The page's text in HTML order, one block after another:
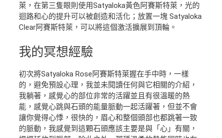
萊，在第三隻眼則使用Satyaloka黃色阿賽斯特萊，光的
迴路和心的提升可以被創造和活化；放置一塊 Satyaloka
Clear阿賽斯特萊，可以將這個激活擴展到頂輪。
我的冥想經驗
初次將Satyaloka Rose阿賽斯特萊握在手中時，一樣
的，避免預設心理，我並未閱讀任何與它相關的介紹，
我躺著，感覺心的部位非常的活躍並且有很溫暖的熱
能，感覺心跳與石頭的能量脈動一起活躍著，但並不會
讓你覺得心悸，很快的，眉心和整個頭部也都跳著一致
的脈動，我感覺到這顆石頭應該主要是與「心」有關，